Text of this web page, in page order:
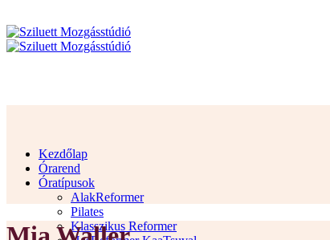
Kezdőlap
Órarend
Óratípusok
AlakReformer
Pilates
Klasszikus Reformer